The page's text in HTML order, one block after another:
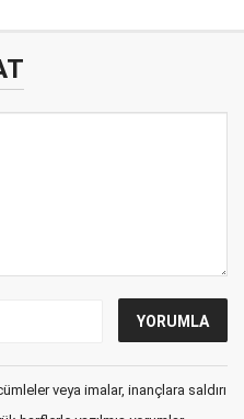
veya imalar, inançlara saldırı